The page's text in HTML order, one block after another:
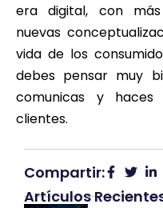
era digital, con más
nuevas
vida de los
debes pensar muy
comunicas y
clientes.
Compartir:
Artículos